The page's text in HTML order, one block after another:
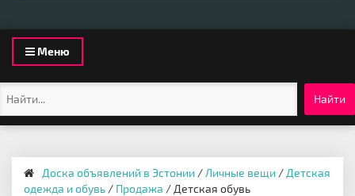
Toggle
navigation
Меню
Найти
Доска объявлений в Эстонии /Личные вещи / Детская
одежда и обувь / Продажа / Детская обувь